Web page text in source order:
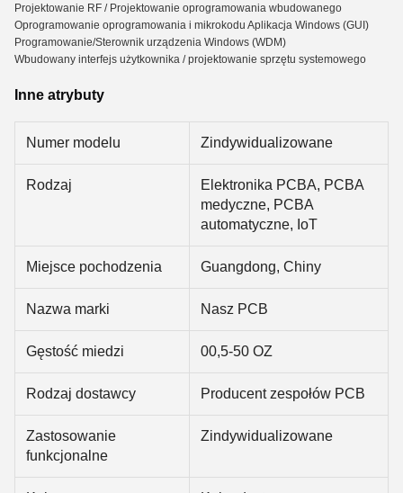
Projektowanie RF / Projektowanie oprogramowania wbudowanego
Oprogramowanie oprogramowania i mikrokodu Aplikacja Windows (GUI)
Programowanie/Sterownik urządzenia Windows (WDM)
Wbudowany interfejs użytkownika / projektowanie sprzętu systemowego
Inne atrybuty
Numer modelu Zindywidualizowane
Rodzaj
Elektronika PCBA, PCBA
medyczne, PCBA
automatyczne, IoT
Miejsce pochodzenia Guangdong, Chiny
Nazwa marki Nasz PCB
Gęstość miedzi 00,5-50 OZ
Rodzaj dostawcy Producent zespołów PCB
Zastosowanie
funkcjonalne
Zindywidualizowane